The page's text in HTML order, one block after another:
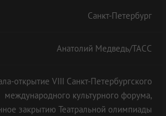
Санкт-Петербург
Анатолий Медведь/ТАСС
открытие VIII Санкт-Петербургского
международного культурного форума,
закрытию Театральной олимпиады